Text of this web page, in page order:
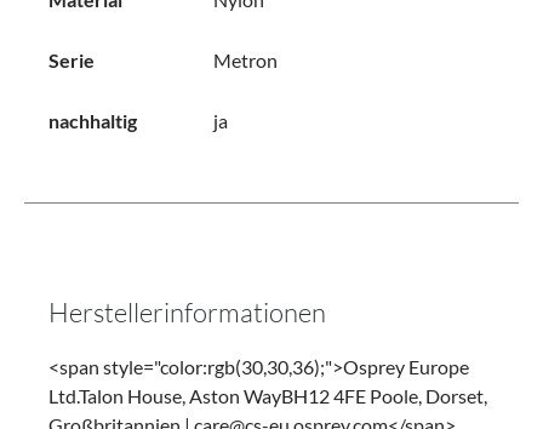
Serie Metron
nachhaltig ja
Herstellerinformationen
<span style="color:rgb(30,30,36);">Osprey Europe
Ltd.Talon House, Aston WayBH12 4FE Poole, Dorset,